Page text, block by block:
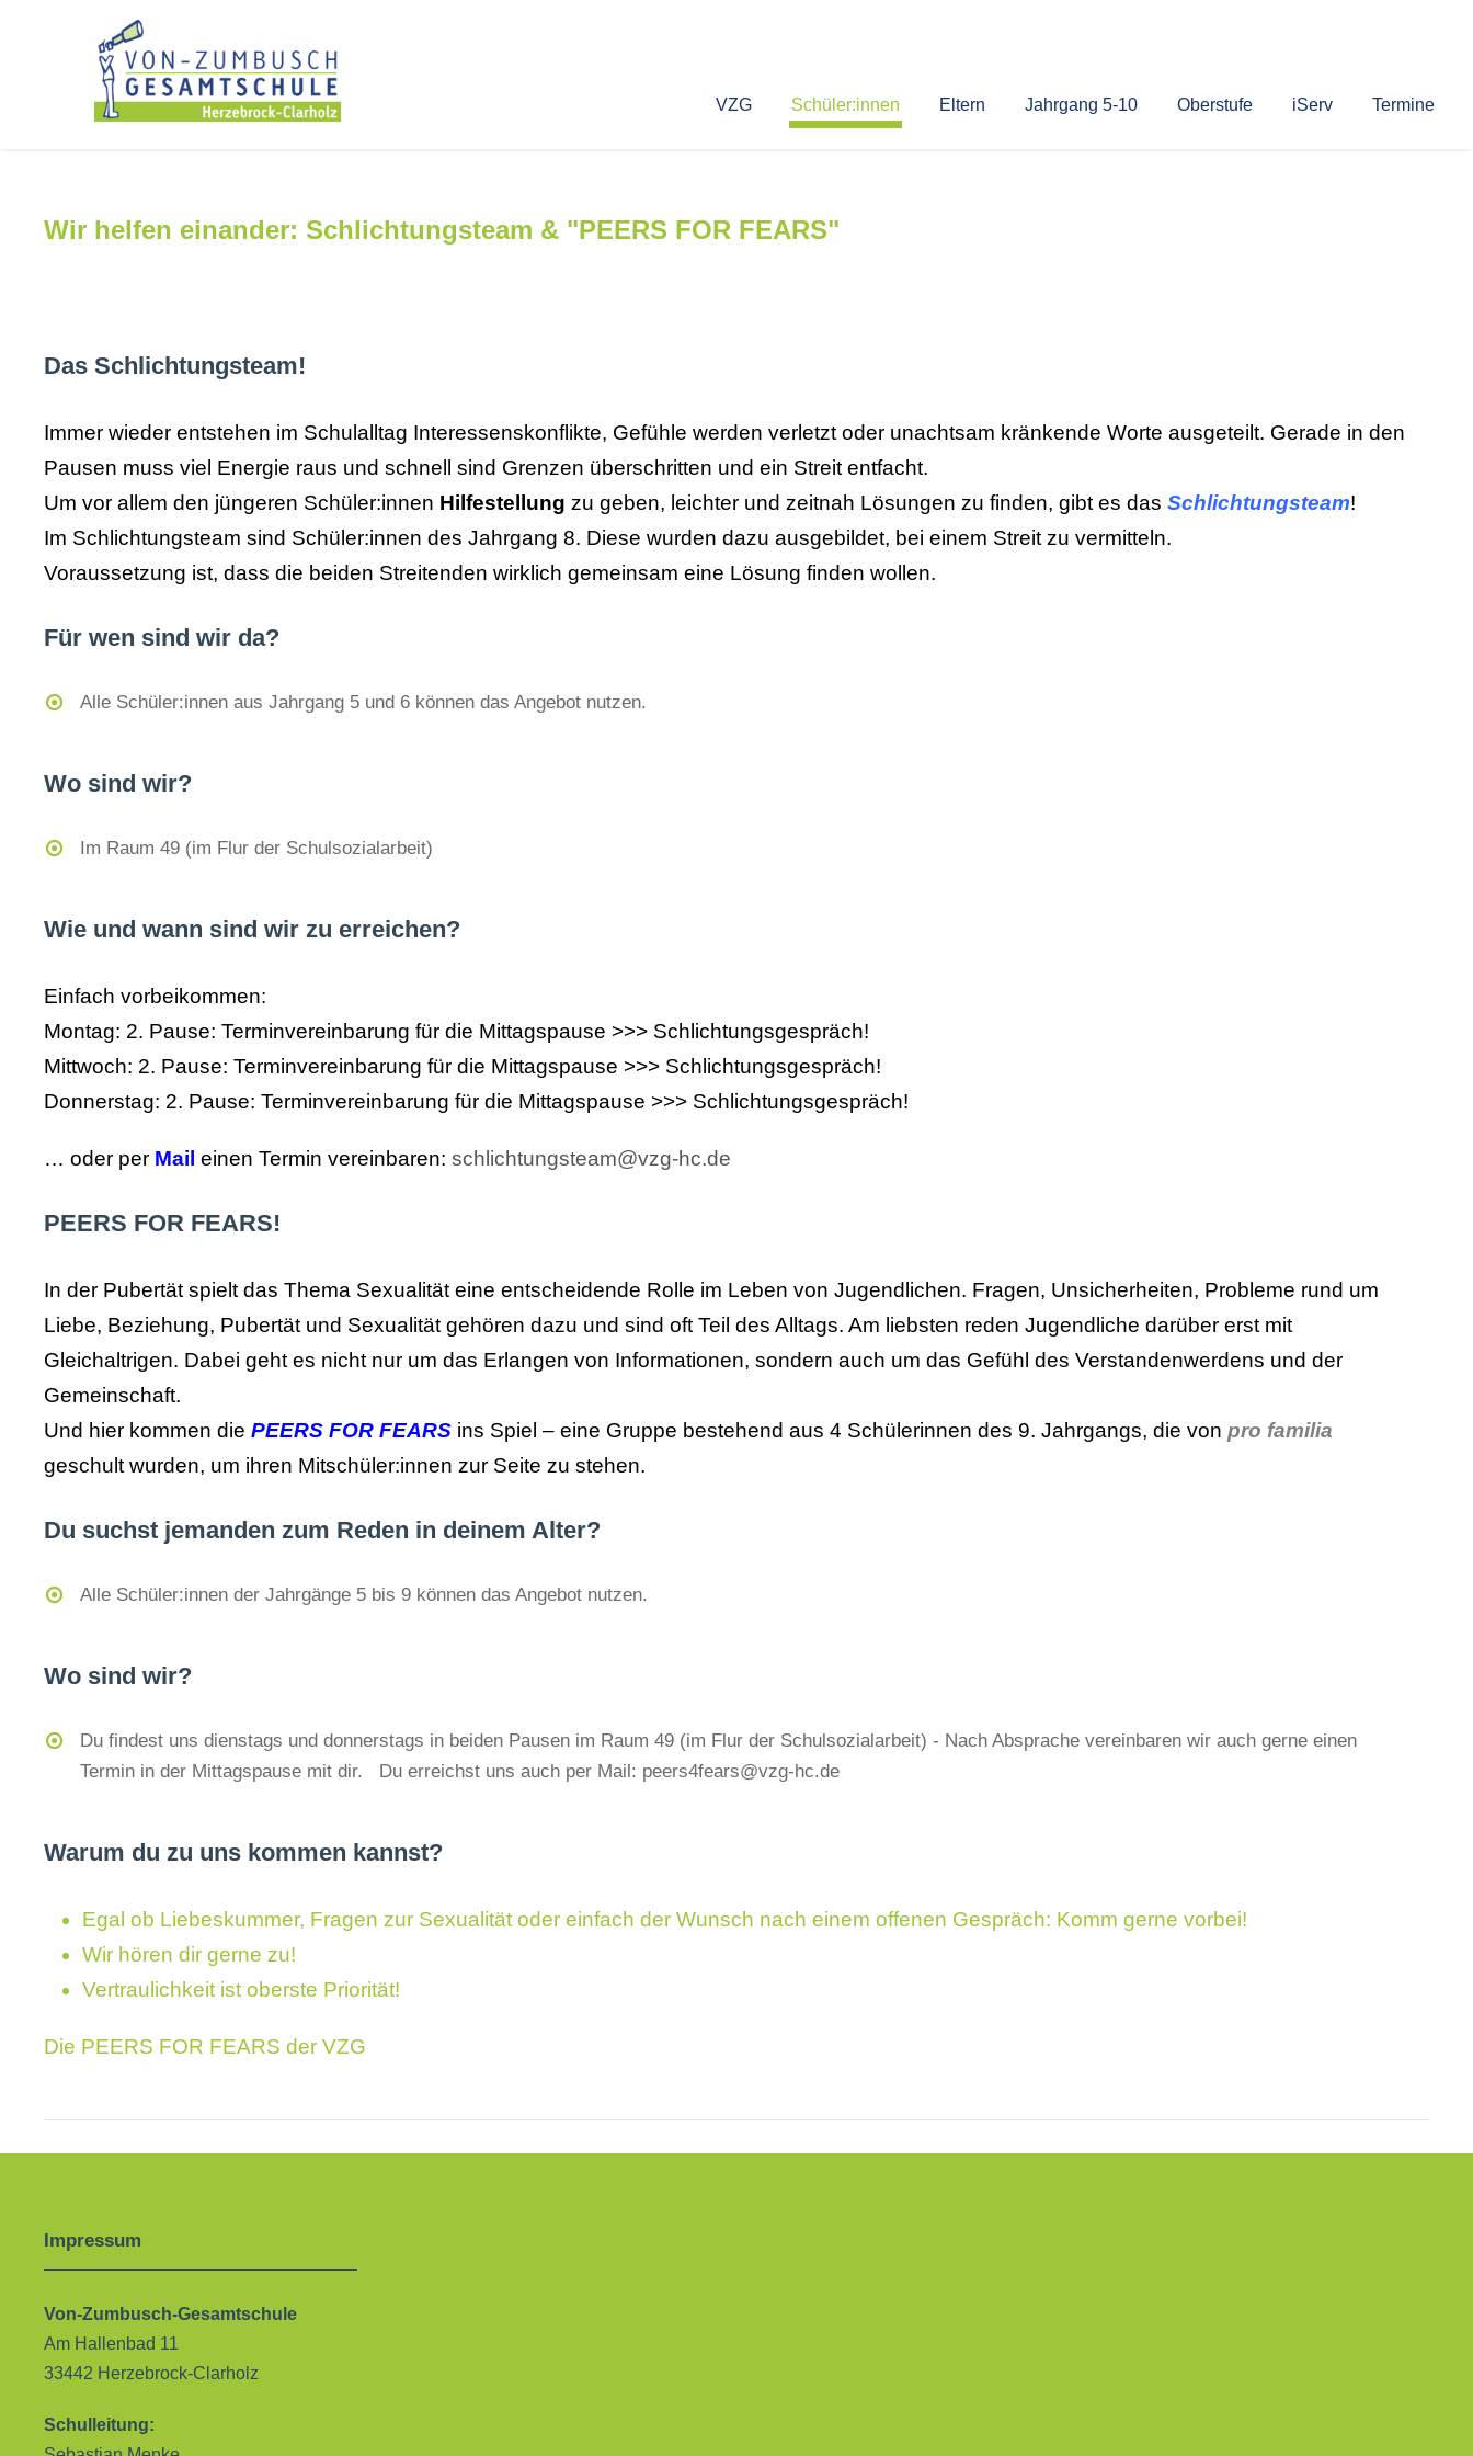
VZG Schüler:innen Eltern Jahrgang 5-10 Oberstufe iServ Termine
Wir helfen einander: Schlichtungsteam & "PEERS FOR FEARS"
Das Schlichtungsteam!
Immer wieder entstehen im Schulalltag Interessenskonflikte, Gefühle werden verletzt oder unachtsam kränkende Worte ausgeteilt. Gerade in den
Pausen muss viel Energie raus und schnell sind Grenzen überschritten und ein Streit entfacht.
Um vor allem den jüngeren Schüler:innen Hilfestellung zu geben, leichter und zeitnah Lösungen zu finden, gibt es das Schlichtungsteam!
Im Schlichtungsteam sind Schüler:innen des Jahrgang 8. Diese wurden dazu ausgebildet, bei einem Streit zu vermitteln.
Voraussetzung ist, dass die beiden Streitenden wirklich gemeinsam eine Lösung finden wollen.
Für wen sind wir da?
Alle Schüler:innen aus Jahrgang 5 und 6 können das Angebot nutzen.
Wo sind wir?
Im Raum 49 (im Flur der Schulsozialarbeit)
Wie und wann sind wir zu erreichen?
Einfach vorbeikommen:
Montag: 2. Pause: Terminvereinbarung für die Mittagspause >>> Schlichtungsgespräch!
Mittwoch: 2. Pause: Terminvereinbarung für die Mittagspause >>> Schlichtungsgespräch!
Donnerstag: 2. Pause: Terminvereinbarung für die Mittagspause >>> Schlichtungsgespräch!
… oder per Mail einen Termin vereinbaren: schlichtungsteam@vzg-hc.de
PEERS FOR FEARS!
In der Pubertät spielt das Thema Sexualität eine entscheidende Rolle im Leben von Jugendlichen. Fragen, Unsicherheiten, Probleme rund um
Liebe, Beziehung, Pubertät und Sexualität gehören dazu und sind oft Teil des Alltags. Am liebsten reden Jugendliche darüber erst mit
Gleichaltrigen. Dabei geht es nicht nur um das Erlangen von Informationen, sondern auch um das Gefühl des Verstandenwerdens und der
Gemeinschaft.
Und hier kommen die PEERS FOR FEARS ins Spiel – eine Gruppe bestehend aus 4 Schülerinnen des 9. Jahrgangs, die von pro familia
geschult wurden, um ihren Mitschüler:innen zur Seite zu stehen.
Du suchst jemanden zum Reden in deinem Alter?
Alle Schüler:innen der Jahrgänge 5 bis 9 können das Angebot nutzen.
Wo sind wir?
Du findest uns dienstags und donnerstags in beiden Pausen im Raum 49 (im Flur der Schulsozialarbeit) - Nach Absprache vereinbaren wir auch gerne einen
Termin in der Mittagspause mit dir. Du erreichst uns auch per Mail: peers4fears@vzg-hc.de
Warum du zu uns kommen kannst?
Egal ob Liebeskummer, Fragen zur Sexualität oder einfach der Wunsch nach einem offenen Gespräch: Komm gerne vorbei!
Wir hören dir gerne zu!
Vertraulichkeit ist oberste Priorität!
Die PEERS FOR FEARS der VZG
Impressum
Von-Zumbusch-Gesamtschule
Am Hallenbad 11
33442 Herzebrock-Clarholz
Schulleitung: